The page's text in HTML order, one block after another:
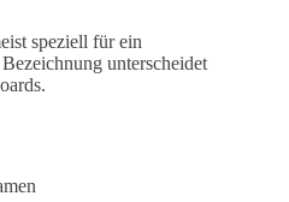
speziell für ein
unterscheidet